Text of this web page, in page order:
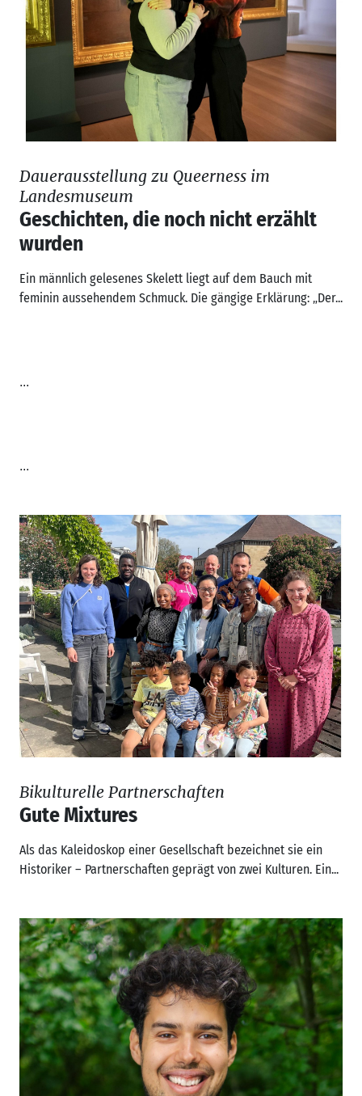
Dauerausstellung zu Queerness im
Landesmuseum
Geschichten, die noch nicht erzählt
wurden
Ein männlich gelesenes Skelett liegt auf dem Bauch mit
feminin aussehendem Schmuck. Die gängige Erklärung: „Der...
...
...
Bikulturelle Partnerschaften
Gute Mixtures
Als das Kaleidoskop einer Gesellschaft bezeichnet sie ein
Historiker – Partnerschaften geprägt von zwei Kulturen. Ein...